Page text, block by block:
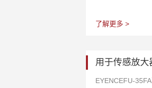
易折断的柔性光
光纤，就像电线
了解更多 >
用于传感放
EYENCEFU-